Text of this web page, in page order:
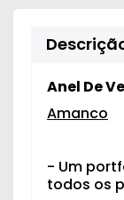
Anel De
Amanco
- Um
todos os